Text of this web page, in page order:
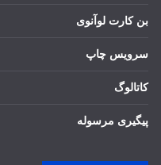
بن کارت لوآنوی
سرویس چاپ
کاتالوگ
پیگیری مرسوله